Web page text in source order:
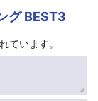
グ BEST3
ています。